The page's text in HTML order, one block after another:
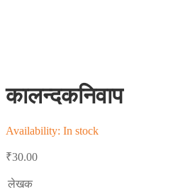
कालन्दकनिवाप
Availability: In stock
₹30.00
लेखक